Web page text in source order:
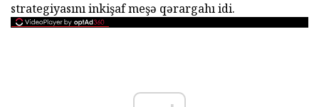
strategiyasını inkişaf meşə qərargahı idi.